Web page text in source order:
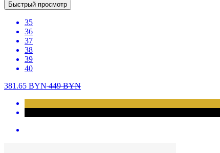
Быстрый просмотр
35
36
37
38
39
40
381.65 BYN449BYN